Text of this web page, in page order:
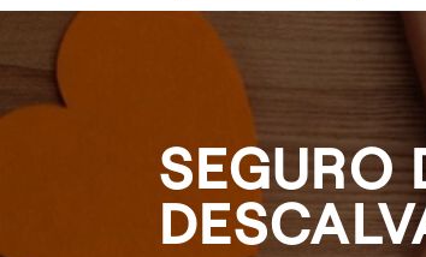
SEGURO